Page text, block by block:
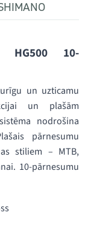
HG500 10-
un uzticamu
un plašām
sistēma nodrošina
pārnesumu
stiliem – MTB,
10-pārnesumu